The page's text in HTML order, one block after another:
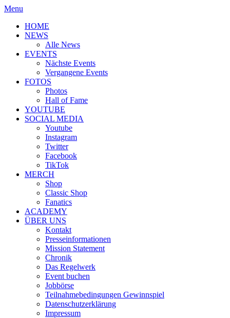
Menu
HOME
NEWS
Alle News
EVENTS
Nächste Events
Vergangene Events
FOTOS
Photos
Hall of Fame
YOUTUBE
SOCIAL MEDIA
Youtube
Instagram
Twitter
Facebook
TikTok
MERCH
Shop
Classic Shop
Fanatics
ACADEMY
ÜBER UNS
Kontakt
Presseinformationen
Mission Statement
Chronik
Das Regelwerk
Event buchen
Jobbörse
Teilnahmebedingungen Gewinnspiel
Datenschutzerklärung
Impressum